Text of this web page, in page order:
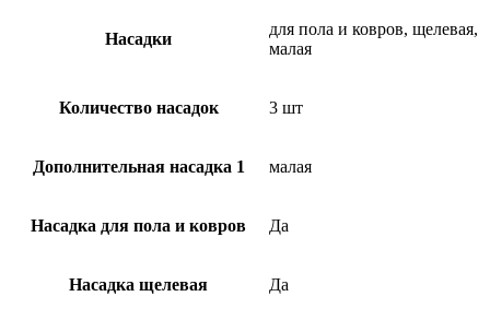
Насадки
для пола и ковров, щелевая,
малая
Количество насадок 3 шт
Дополнительная насадка 1 малая
Насадка для пола и ковров Да
Насадка щелевая Да